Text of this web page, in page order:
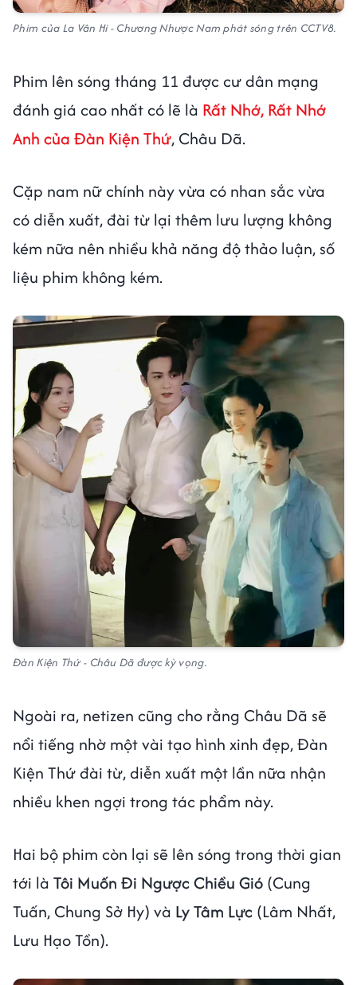
Phim của La Vân Hi - Chương Nhược Nam phát sóng trên CCTV8.
Phim lên sóng tháng 11 được cư dân mạng
đánh giá cao nhất có lẽ là Rất Nhớ, Rất Nhớ
Anh của Đàn Kiện Thứ, Châu Dã.
Cặp nam nữ chính này vừa có nhan sắc vừa
có diễn xuất, đài từ lại thêm lưu lượng không
kém nữa nên nhiều khả năng độ thảo luận, số
liệu phim không kém.
Đàn Kiện Thứ - Châu Dã được kỳ vọng.
Ngoài ra, netizen cũng cho rằng Châu Dã sẽ
nổi tiếng nhờ một vài tạo hình xinh đẹp, Đàn
Kiện Thứ đài từ, diễn xuất một lần nữa nhận
nhiều khen ngợi trong tác phẩm này.
Hai bộ phim còn lại sẽ lên sóng trong thời gian
tới là Tôi Muốn Đi Ngược Chiều Gió (Cung
Tuấn, Chung Sở Hy) và Ly Tâm Lực (Lâm Nhất,
Lưu Hạo Tồn).